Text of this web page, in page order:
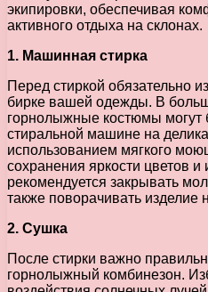
экипировки, обеспечивая
активного отдыха на склонах.
1. Машинная стирка
Перед стиркой обязательно
бирке вашей одежды. В
горнолыжные костюмы могут
стиральной машине на
использованием мягкого
сохранения яркости цветов
рекомендуется закрывать
также поворачивать изделие
2. Сушка
После стирки важно
горнолыжный комбинезон.